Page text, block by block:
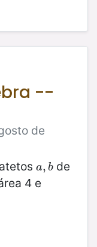
--
de
a, b
a,b de
4 e